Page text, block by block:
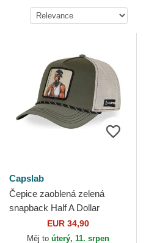
Capslab
Čepice zaoblená zelená
snapback Half A Dollar
HALFB Hip Hop Dogz
Capslab
EUR 34,90
Měj to úterý, 11. srpen